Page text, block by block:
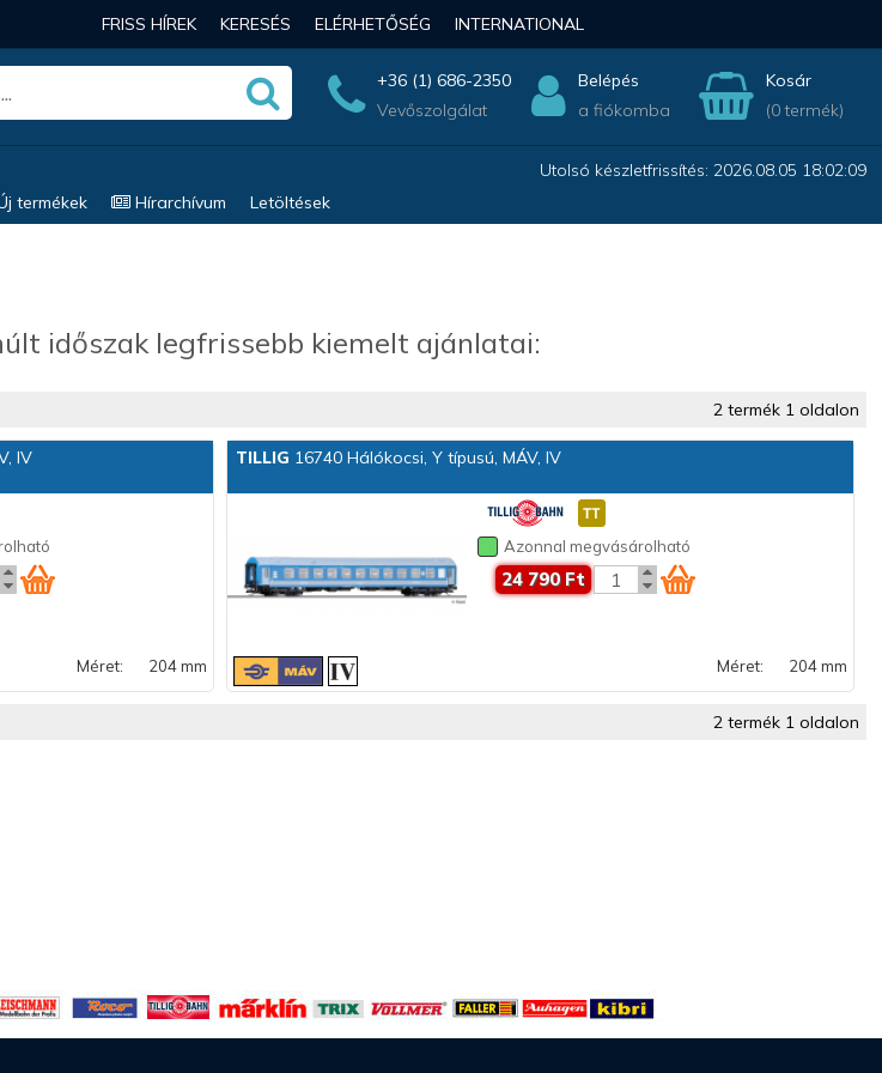
FRISS HÍREK KERESÉS ELÉRHETŐSÉG INTERNATIONAL
+36 (1) 686-2350
Vevőszolgálat
Belépés
a fiókomba
Kosár
(0 termék)
Utolsó készletfrissítés: 2026.08.05 18:02:09
termékek Hírarchívum Letöltések
időszak legfrissebb kiemelt ajánlatai:
2 termék 1 oldalon
IV
Méret: 204 mm
TILLIG 16740 Hálókocsi, Y típusú, MÁV, IV
Azonnal megvásárolható
24 790 Ft
Méret: 204 mm
2 termék 1 oldalon